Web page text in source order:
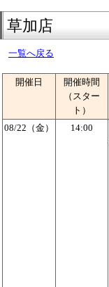
草加店
一覧へ戻る
開催日
開催時間
（スター
ト）
08/22（金） 14:00